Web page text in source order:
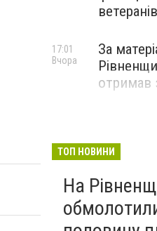
ветеранів
За
отримав
17:01
Вчора
ТОП НОВИНИ
На